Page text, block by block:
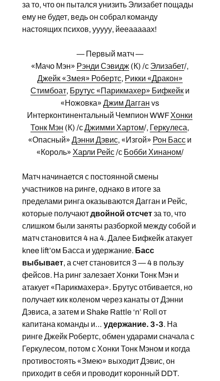
за то, что он пытался унизить Элизабет пощады
ему не будет, ведь он собрал команду
настоящих психов, ууууу, йееааааах!
— Первый матч —
«Мачо Мэн» Рэнди Сэвидж (К) /с Элизабет/,
Джейк «Змея» Робертс, Рикки «Дракон»
Стимбоат, Брутус «Парикмахер» Бифкейки
«Ножовка»Джим Дагган vs
Интерконтинентальный Чемпион WWFХонки
Тонк Мэн (К) /сДжимми Хартом/, Геркулеса,
«Опасный»Дэнни Дэвис, «Изгой» Рон Басс и
«Король» Харли Рейс/с Бобби Хинаном/
Матч начинается с постоянной смены
участников на ринге, однако в итоге за
пределами ринга оказываются Дагган и Рейс,
которые получаютдвойной отсчетза то, что
слишком были заняты разборкой между собой и
матч становится 4 на 4. Далее Бифкейк атакует
knee lift’ом Басса и удержание. Басс
выбывает, а счет становится 3 — 4 в пользу
фейсов. На ринг залезает Хонки Тонк Мэн и
атакует «Парикмахера». Брутус отбивается, но
получает кик коленом через канаты от Дэнни
Дэвиса, а затем и Shake Rattle ‘n’ Roll от
капитана команды и… удержание. 3-3. На
ринге Джейк Робертс, обмен ударами сначала с
Геркулесом, потом с Хонки Тонк Мэном и когда
противостоять «Змею» выходит Дэвис, он
приходит в себя и проводит коронный DDT.